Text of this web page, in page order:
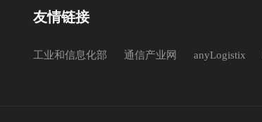
友情链接
工业和信息化部 通信产业网 anyLogistix